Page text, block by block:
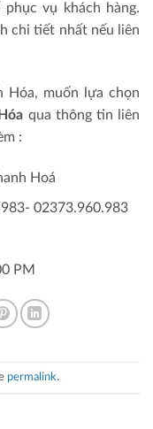
vụ khách hàng.
chi tiết nhất nếu liên
Hóa, muốn lựa chọn
qua thông tin liên
:
Hoá
02373.960.983
PM
permalink.